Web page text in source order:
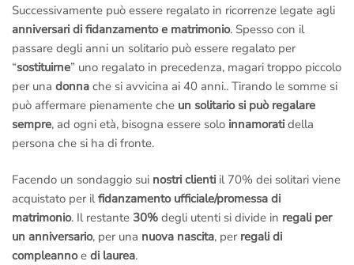
di selezione all’ingresso.
Successivamente può essere regalato in ricorrenze legate agli
anniversari di fidanzamento e matrimonio. Spesso con il
passare degli anni un solitario può essere regalato per
“sostituirne” uno regalato in precedenza, magari troppo piccolo
per una donna che si avvicina ai 40 anni.. Tirando le somme si
può affermare pienamente che un solitario si può regalare
sempre, ad ogni età, bisogna essere solo innamorati della
persona che si ha di fronte.
Facendo un sondaggio sui nostri clienti il 70% dei solitari viene
acquistato per ilfidanzamento ufficiale/promessa di
matrimonio. Il restante 30% degli utenti si divide in regali per
un anniversario, per una nuova nascita, per regali di
compleannoe di laurea.